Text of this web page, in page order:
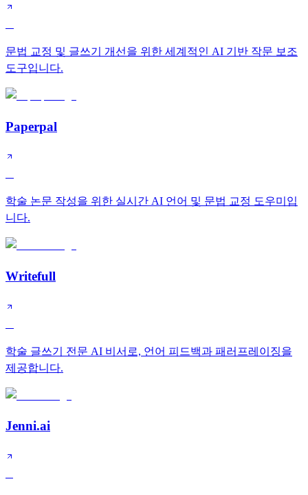
문법 교정 및 글쓰기 개선을 위한 세계적인 AI 기반 작문 보조
도구입니다.
Paperpal
학술 논문 작성을 위한 실시간 AI 언어 및 문법 교정 도우미입
니다.
Writefull
학술 글쓰기 전문 AI 비서로, 언어 피드백과 패러프레이징을
제공합니다.
Jenni.ai